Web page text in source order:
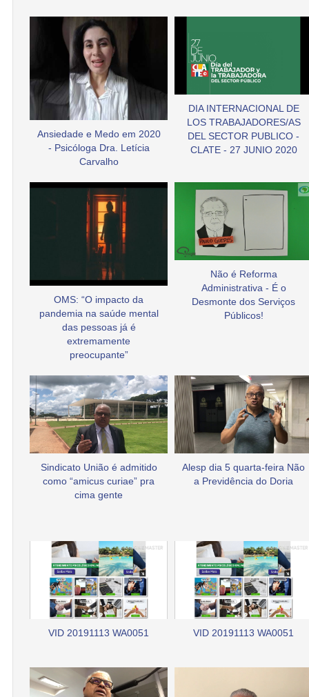
Ansiedade e Medo em 2020
- Psicóloga Dra. Letícia
Carvalho
DIA INTERNACIONAL DE
LOS TRABAJADORES/AS
DEL SECTOR PUBLICO -
CLATE - 27 JUNIO 2020
OMS: “O impacto da
pandemia na saúde mental
das pessoas já é
extremamente
preocupante”
Não é Reforma
Administrativa - É o
Desmonte dos Serviços
Públicos!
Sindicato União é admitido
como “amicus curiae” pra
cima gente
Alesp dia 5 quarta-feira Não
a Previdência do Doria
VID 20191113 WA0051 VID 20191113 WA0051